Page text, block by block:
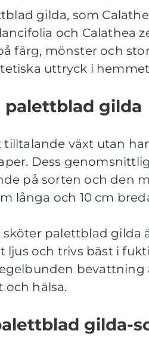
gilda, som
och Calathea
färg, mönster och
uttryck i
gilda
växt utan
Dess
på sorten och den
långa och 10 cm
palettblad gilda
ljus och trivs bäst i
bevattning
och hälsa.
gilda-